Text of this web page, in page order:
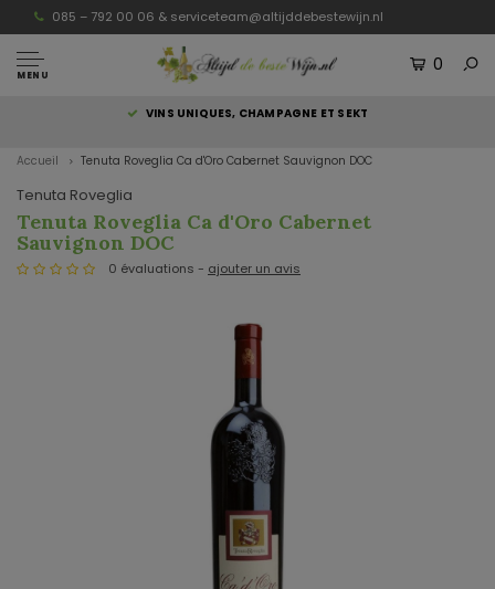
085 – 792 00 06 & serviceteam@altijddebestewijn.nl
MENU
0
VINS UNIQUES, CHAMPAGNE ET SEKT
Accueil Tenuta Roveglia Ca d'Oro Cabernet Sauvignon DOC
Tenuta Roveglia
Tenuta Roveglia Ca d'Oro Cabernet
Sauvignon DOC
0 évaluations - ajouter un avis